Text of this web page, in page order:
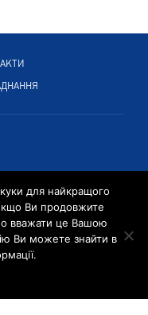
для найкращого
Ви продовжите
вважати це Вашою
Ви можете знайти в